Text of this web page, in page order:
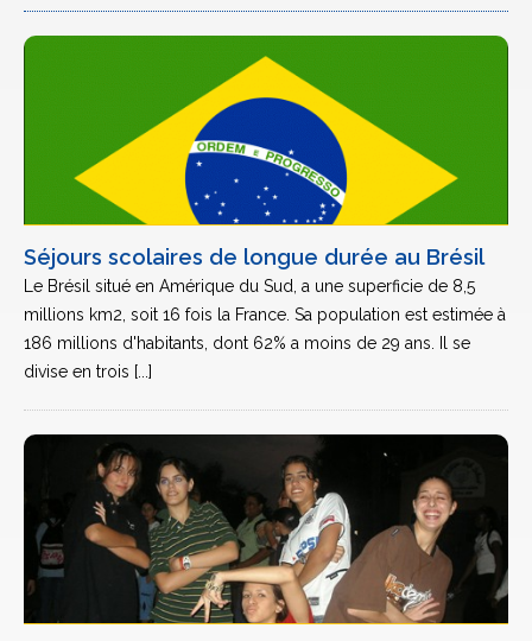
Séjours scolaires de longue durée au Brésil
Le Brésil situé en Amérique du Sud, a une superficie de 8,5
millions km2, soit 16 fois la France. Sa population est estimée à
186 millions d'habitants, dont 62% a moins de 29 ans. Il se
divise en trois [...]